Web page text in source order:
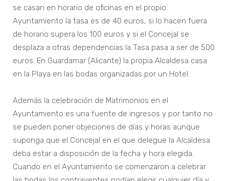
se casan en horario de oficinas en el propio
Ayuntamiento la tasa es de 40 euros, si lo hacen fuera
de horario supera los 100 euros y si el Concejal se
desplaza a otras dependencias la Tasa pasa a ser de 500
euros. En Guardamar (Alicante) la propia Alcaldesa casa
en la Playa en las bodas organizadas por un Hotel.
Además la celebración de Matrimonios en el
Ayuntamiento es una fuente de ingresos y por tanto no
se pueden poner objeciones de días y horas aunque
suponga que el Concejal en el que delegue la Alcaldesa
deba estar a disposición de la fecha y hora elegida.
Cuando en el Ayuntamiento se comenzaron a celebrar